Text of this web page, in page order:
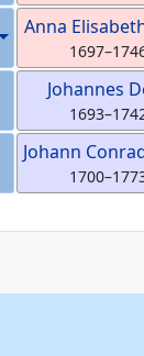
Anna
1697–
Johannes
1693–
Johann
1700–